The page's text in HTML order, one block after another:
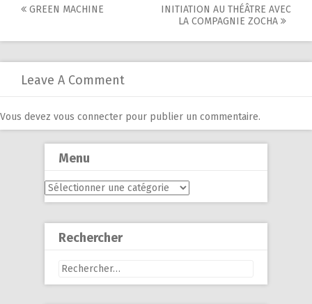
Post
navigation
GREEN MACHINE
INITIATION AU THÉÂTRE AVEC
LA COMPAGNIE ZOCHA
Leave A Comment
Vous devez vous connecter pour publier un commentaire.
Menu
Menu
Rechercher
Rechercher :